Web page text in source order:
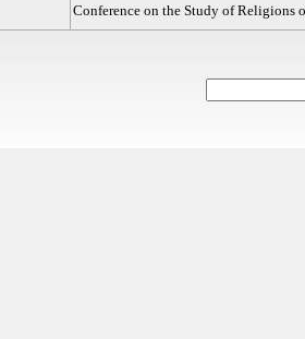
Conference on the Study of Religions